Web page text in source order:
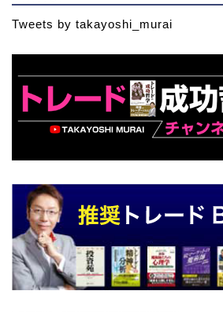
Tweets by takayoshi_murai